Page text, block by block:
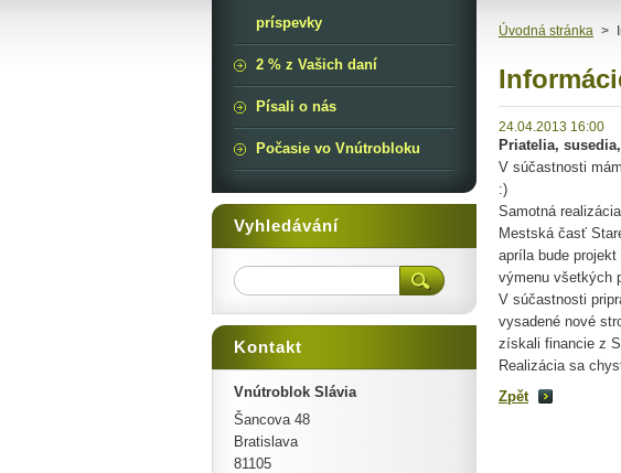
Úvodná stránka >
24.04.2013 16:00
Priatelia,
V súčastnosti
:)
Samotná
Mestská časť
apríla bude
výmenu všetkých
V súčastnosti
vysadené nové
získali financie z
Realizácia sa
Zpět
príspevky
2 % z Vašich daní
Písali o nás
Počasie vo Vnútrobloku
Vyhledávání
Kontakt
Vnútroblok Slávia
Šancova 48
Bratislava
81105